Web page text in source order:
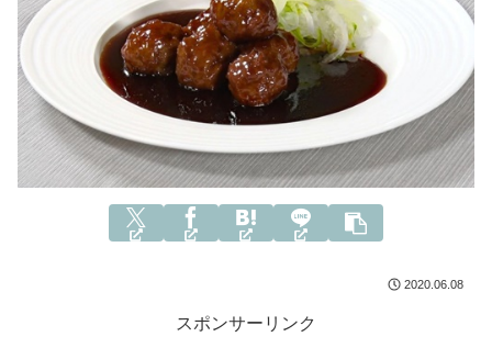
2020.06.08
スポンサーリンク